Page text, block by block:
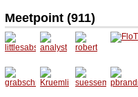
Meetpoint (911)
littlesab
s
analyst robert FloT